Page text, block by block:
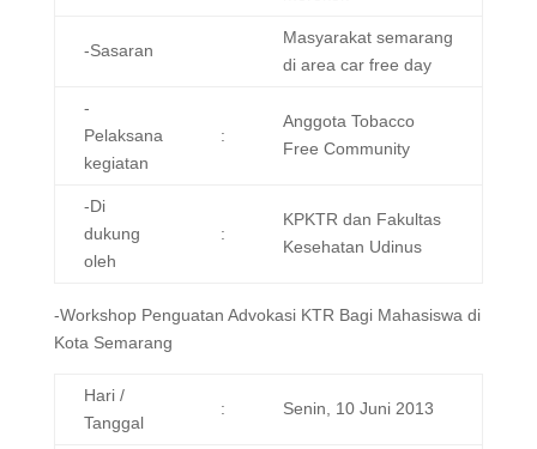
-Sasaran
Masyarakat semarang
di area car free day
-
Pelaksana
kegiatan
:
Anggota Tobacco
Free Community
-Di
dukung
oleh
:
KPKTR dan Fakultas
Kesehatan Udinus
-Workshop Penguatan Advokasi KTR Bagi Mahasiswa di
Kota Semarang
Hari /
Tanggal
: Senin, 10 Juni 2013